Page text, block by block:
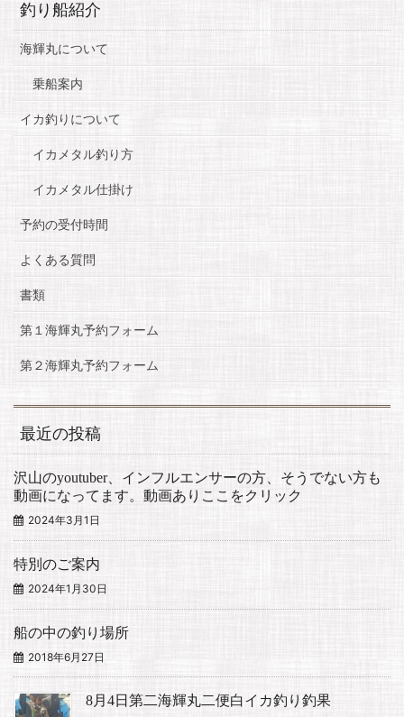
釣り船紹介
海輝丸について
乗船案内
イカ釣りについて
イカメタル釣り方
イカメタル仕掛け
予約の受付時間
よくある質問
書類
第１海輝丸予約フォーム
第２海輝丸予約フォーム
最近の投稿
沢山のyoutuber、インフルエンサーの方、そうでない方も
動画になってます。動画ありここをクリック
2024年3月1日
特別のご案内
2024年1月30日
船の中の釣り場所
2018年6月27日
8月4日第二海輝丸二便白イカ釣り釣果